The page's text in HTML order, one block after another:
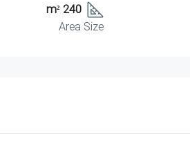
240 m²
Area Size